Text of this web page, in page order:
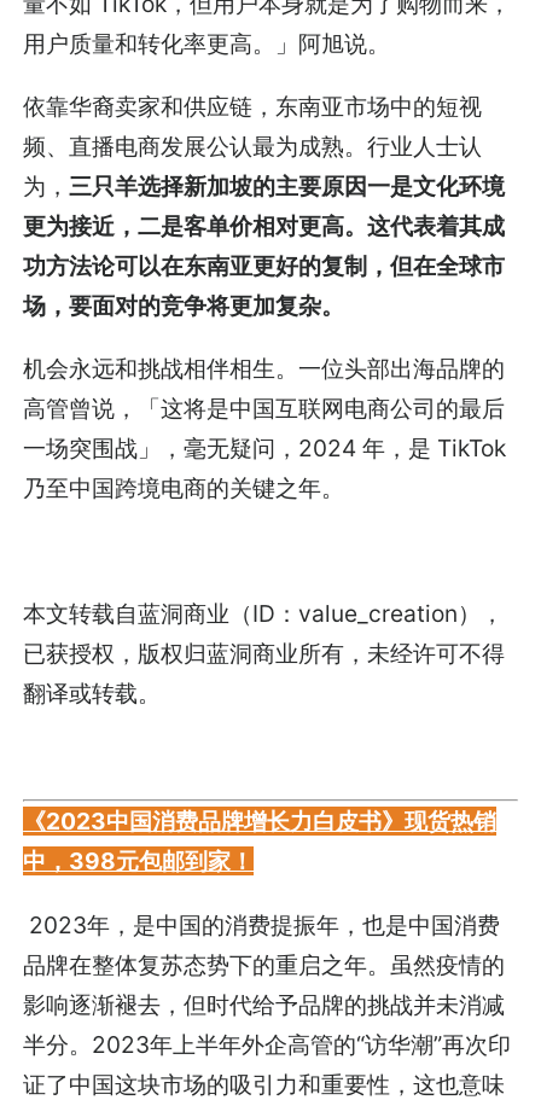
用户质量和转化率更高。」阿旭说。
依靠华裔卖家和供应链，东南亚市场中的短视
频、直播电商发展公认最为成熟。行业人士认
为，三只羊选择新加坡的主要原因一是文化环境
更为接近，二是客单价相对更高。这代表着其成
功方法论可以在东南亚更好的复制，但在全球市
场，要面对的竞争将更加复杂。
机会永远和挑战相伴相生。一位头部出海品牌的
高管曾说，「这将是中国互联网电商公司的最后
一场突围战」，毫无疑问，2024 年，是 TikTok
乃至中国跨境电商的关键之年。
本文转载自蓝洞商业 （ID：value_creation），
已获授权，版权归蓝洞商业所有，未经许可不得
翻译或转载。
《2023中国消费品牌增长力白皮书》现货热销
中，398元包邮到家！
2023年，是中国的消费提振年，也是中国消费
品牌在整体复苏态势下的重启之年。虽然疫情的
影响逐渐褪去，但时代给予品牌的挑战并未消减
半分。2023年上半年外企高管的“访华潮”再次印
证了中国这块市场的吸引力和重要性，这也意味